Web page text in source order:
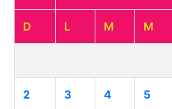
D L M M
2 3 4 5